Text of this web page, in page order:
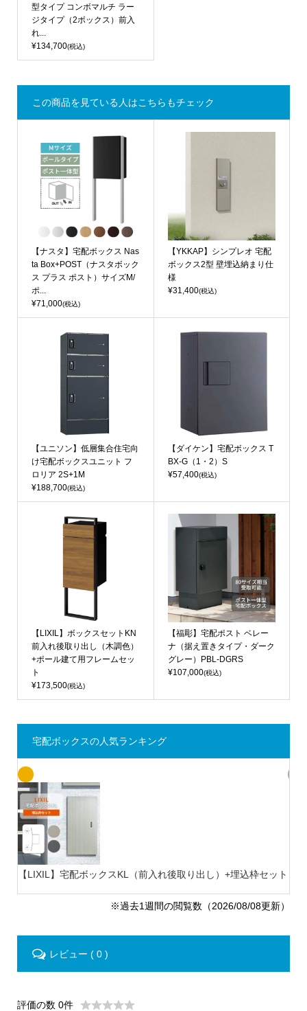
型タイプ コンボマルチ ラー
ジタイプ（2ボックス）前入
れ...
¥134,700(税込)
この商品を見ている人はこちらもチェック
【ナスタ】宅配ボックス Nas
ta Box+POST（ナスタボック
ス プラス ポスト）サイズM/
ポ...
¥71,000(税込)
【YKKAP】シンプレオ 宅配
ボックス2型 壁埋込納まり仕
様
¥31,400(税込)
【ユニソン】低層集合住宅向
け宅配ボックスユニット フ
ロリア 2S+1M
¥188,700(税込)
【ダイケン】宅配ボックス T
BX-G（1・2）S
¥57,400(税込)
【LIXIL】ボックスセットKN
前入れ後取り出し（木調色）
+ポール建て用フレームセッ
ト
¥173,500(税込)
【福彫】宅配ポスト ベレー
ナ（据え置きタイプ・ダーク
グレー）PBL-DGRS
¥107,000(税込)
宅配ボックスの人気ランキング
【LIXIL】宅配ボックスKL（前入れ後取り出し）+埋込枠セット
※過去1週間の閲覧数（2026/08/08更新）
レビュー ( 0 )
評価の数 0件